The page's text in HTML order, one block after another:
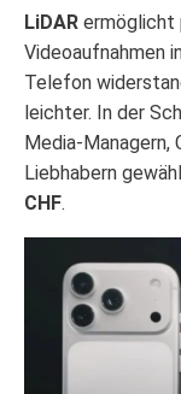
LiDAR ermöglicht
Videoaufnahmen
Telefon
leichter. In der
Media-
Liebhabern
CHF.